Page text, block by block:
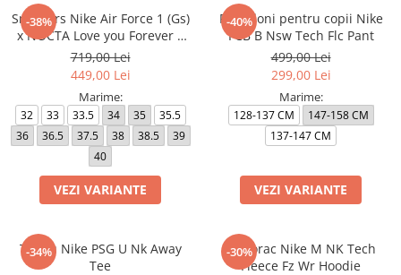
-38%
Sneakers Nike Air Force 1 (Gs)
x NOCTA Love you Forever X
Drake
719,00 Lei
449,00 Lei
Marime:
32 33 33.5 34 35
35.5
36
36.5 37.5 38 38.5
39
40
VEZI VARIANTE
-40%
Pantaloni pentru copii Nike
FCB B Nsw Tech Flc Pant
499,00 Lei
299,00 Lei
Marime:
128-137 CM
147-158 CM
137-147 CM
VEZI VARIANTE
-34%
Tricou Nike PSG U Nk Away
Tee
-30%
Hanorac Nike M NK Tech
Fleece Fz Wr Hoodie